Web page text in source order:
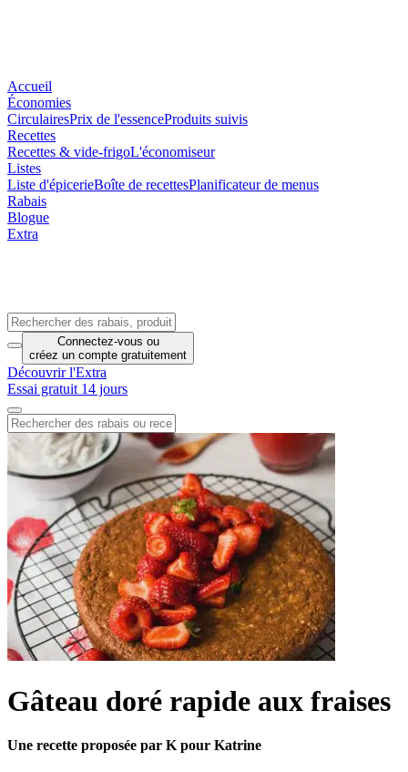
Accueil
Économies
CirculairesPrix de l'essenceProduits suivis
Recettes
Recettes & vide-frigoL'économiseur
Listes
Liste d'épicerieBoîte de recettesPlanificateur de menus
Rabais
Blogue
Extra
Connectez-vous ou
créez un compte gratuitement
Découvrir l'Extra
Essai gratuit 14 jours
Gâteau doré rapide aux fraises
Une recette proposée par K pour Katrine